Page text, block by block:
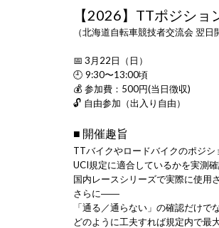
【2026】TTポジシ
（北海道自転車競技者交流会 翌日
📅 3月22日（日）
🕘 9:30〜13:00頃
💰 参加費：500円(当日徴収)
🔓 自由参加（出入り自由）
■ 開催趣旨
TTバイクやロードバイクのポジシ
UCI規定に適合しているかを実測確
国内レースシリーズで実際に使用
さらに――
「通る／通らない」の確認だけでな
どのように工夫すれば規定内で最